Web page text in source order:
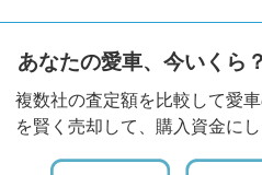
あなたの愛車、今いくら？
複数社の査定額を比較して愛
を賢く売却して、購入資金に